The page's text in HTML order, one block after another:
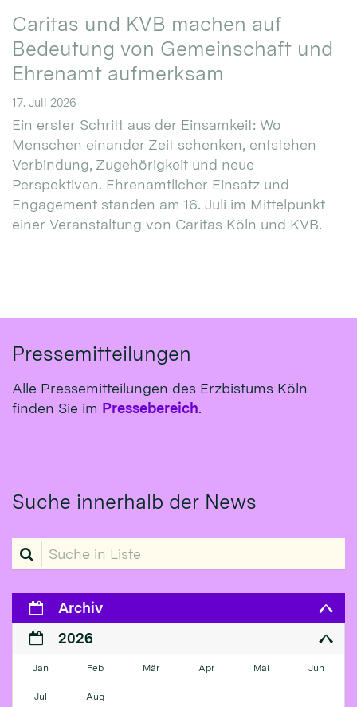
Caritas und KVB machen auf
Bedeutung von Gemeinschaft und
Ehrenamt aufmerksam
17. Juli 2026
Ein erster Schritt aus der Einsamkeit: Wo
Menschen einander Zeit schenken, entstehen
Verbindung, Zugehörigkeit und neue
Perspektiven. Ehrenamtlicher Einsatz und
Engagement standen am 16. Juli im Mittelpunkt
einer Veranstaltung von Caritas Köln und KVB.
Pressemitteilungen
Alle Pressemitteilungen des Erzbistums Köln
finden Sie im Pressebereich.
Suche innerhalb der News
Suche in Liste
Archiv
2026
Jan Feb Mär Apr Mai Jun
Jul Aug